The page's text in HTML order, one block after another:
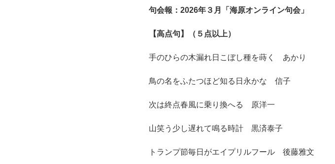
句会報：2026年３月「海原オンライン句会」
【高点句】（５点以上）
手のひらの木漏れ日こぼし種を蒔く あかり
鳥の名をふたつほど知る日永かな 信子
次は終点春風に乗り換へる 原洋一
山笑う少し遅れて鳴る時計 黒済泰子
トランプ節毎日がエイプリルフール 後藤雅文